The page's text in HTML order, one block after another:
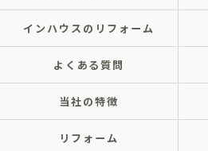
インハウスのリフォーム
よくある質問
当社の特徴
リフォーム